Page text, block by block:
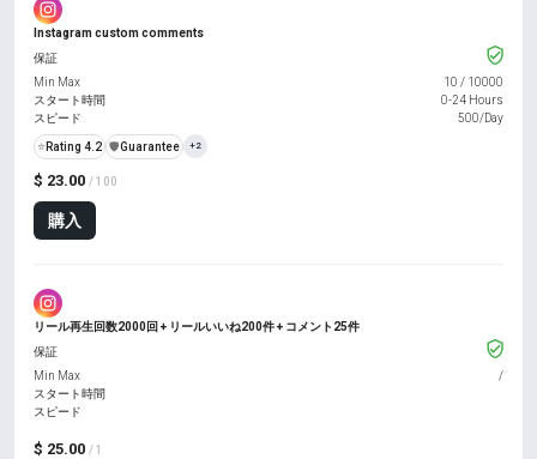
Instagram custom comments
$ 23.00 / 100
購入
保証
Min Max
10 / 10000
スタート時間
0-24 Hours
スピード
500/Day
⭐ Rating 4.2 ️🛡️Guarantee +2
リール再生回数2000回 + リールいいね200件 + コメント25件
$ 25.00 / 1
保証
Min Max
/
スタート時間
スピード